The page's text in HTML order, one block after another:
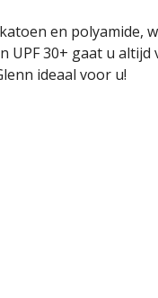
en
UPF 30+ gaat u
ideaal voor u!